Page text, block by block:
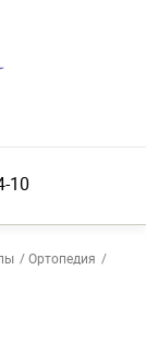
10
Ортопедия